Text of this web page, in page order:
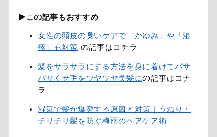
▶この記事もおすすめ
女性の頭皮の臭いケアで「かゆみ」や「湿
疹」も対策 の記事はコチラ
髪をサラサラにする方法を身に着けてパサ
パサくせ毛をツヤツヤ美髪にの記事はコチ
ラ
湿気で髪が爆発する原因と対策｜うねり・
チリチリ髪を防ぐ梅雨のヘアケア術